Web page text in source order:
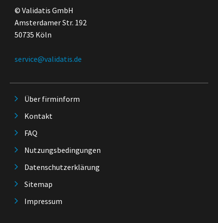
© Validatis GmbH
Amsterdamer Str. 192
50735 Köln
service@validatis.de
Über firminform
Kontakt
FAQ
Nutzungsbedingungen
Datenschutzerklärung
Sitemap
Impressum